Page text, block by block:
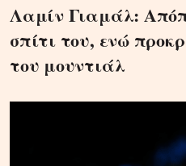
Λαμίν Γιαμάλ:
σπίτι του, ενώ
του μουντιάλ